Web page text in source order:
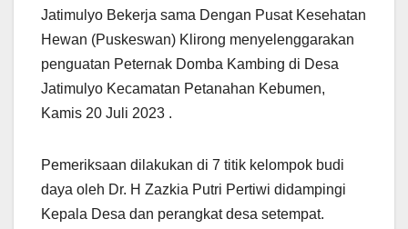
Jatimulyo Bekerja sama Dengan Pusat Kesehatan
Hewan (Puskeswan) Klirong menyelenggarakan
penguatan Peternak Domba Kambing di Desa
Jatimulyo Kecamatan Petanahan Kebumen,
Kamis 20 Juli 2023 .
Pemeriksaan dilakukan di 7 titik kelompok budi
daya oleh Dr. H Zazkia Putri Pertiwi didampingi
Kepala Desa dan perangkat desa setempat.